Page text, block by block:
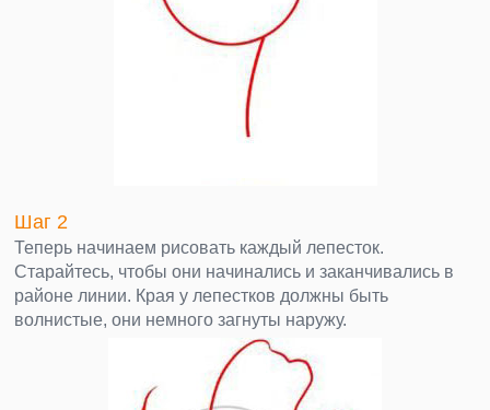
Шаг 2
Теперь начинаем рисовать каждый лепесток.
Старайтесь, чтобы они начинались и заканчивались в
районе линии. Края у лепестков должны быть
волнистые, они немного загнуты наружу.